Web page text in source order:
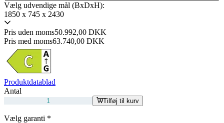
Vælg udvendige mål (BxDxH):
1850 x 745 x 2430
Pris uden moms50.992,00 DKK
Pris med moms63.740,00 DKK
Produktdatablad
Antal
Tilføj til kurv
Vælg garanti *